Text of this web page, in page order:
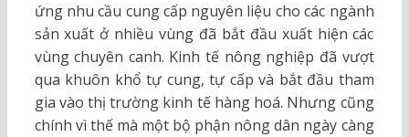
ứng nhu cầu cung cấp nguyên liệu cho các ngành
sản xuất ở nhiều vùng đã bắt đầu xuất hiện các
vùng chuyên canh. Kinh tế nông nghiệp đã vượt
qua khuôn khổ tự cung, tự cấp và bắt đầu tham
gia vào thị trường kinh tế hàng hoá. Nhưng cũng
chính vì thế mà một bộ phận nông dân ngày càng